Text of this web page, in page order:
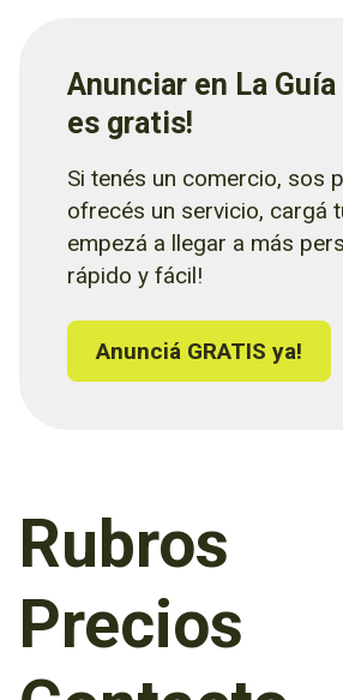
Anunciar en La Guía
es gratis!
Si tenés un comercio, sos
ofrecés un servicio, cargá
empezá a llegar a más
rápido y fácil!
Anunciá GRATIS ya!
Rubros
Precios